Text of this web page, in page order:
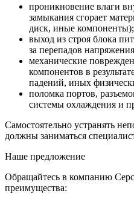
проникновение влаги
замыкания сгорает
диск, иные компоненты);
выход из строя блока
за перепадов
механические
компонентов в
падений, иных
поломка портов,
системы охлаждения и
Самостоятельно устранять
должны заниматься
Наше предложение
Обращайтесь в компанию
преимущества: